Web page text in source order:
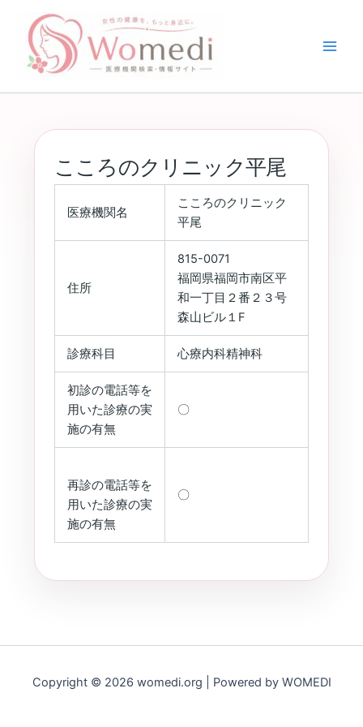
こころのクリニック平尾
医療機関名
こころのクリニック
平尾
住所
815-0071
福岡県福岡市南区平
和一丁目２番２３号
森山ビル１F
診療科目 心療内科精神科
初診の電話等を
用いた診療の実
施の有無
〇
再診の電話等を
用いた診療の実
施の有無
〇
Copyright © 2026 womedi.org | Powered by WOMEDI